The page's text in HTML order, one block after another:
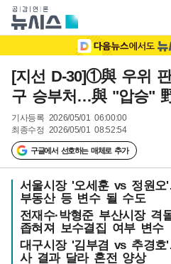
[지선 D-30]①與 우위 판
구 승부처…與 "압승"
기사등록 2026/05/01 06:00:00
최종수정 2026/05/01 08:52:54
구글에서 선호하는 매체로 추가
서울시장 '오세훈 vs 정원
부동산 등 변수 될 수도
전재수·박형준 부산시장
좁혀져 보수결집 여부 변수
대구시장 '김부겸 vs 추경
사 결과 달라 혼전 양상